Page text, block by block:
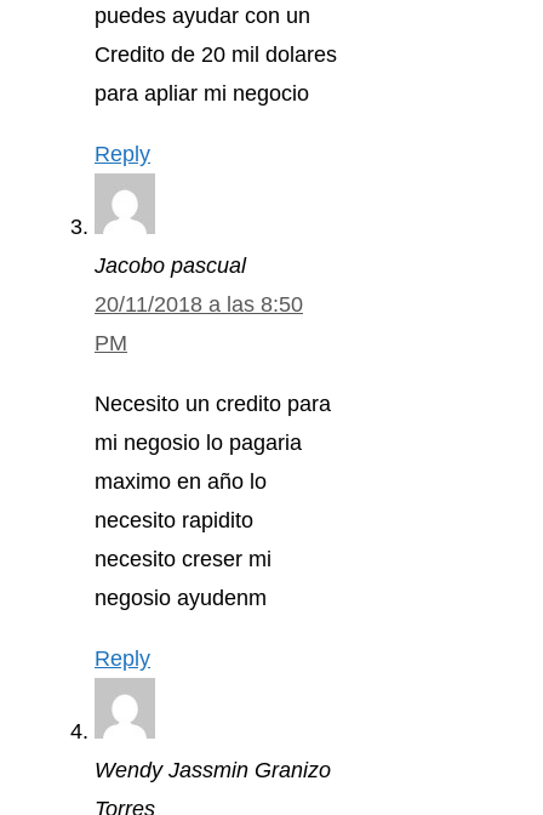
puedes ayudar con un
Credito de 20 mil dolares
para apliar mi negocio
Reply
Jacobo pascual
20/11/2018 a las 8:50
PM
Necesito un credito para
mi negosio lo pagaria
maximo en año lo
necesito rapidito
necesito creser mi
negosio ayudenm
Reply
Wendy Jassmin Granizo
Torres